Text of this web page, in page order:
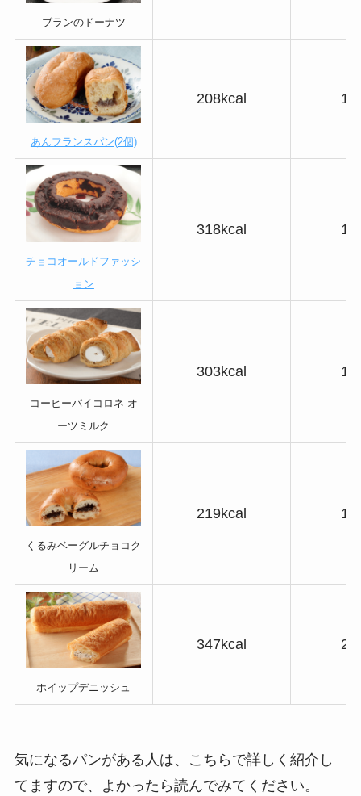
ブランのドーナツ
あんフランスパン(2個)
208kcal
チョコオールドファッシ
ョン
318kcal
コーヒーパイコロネ オ
ーツミルク
303kcal
くるみベーグルチョコク
リーム
219kcal
ホイップデニッシュ
347kcal
気になるパンがある人は、こちらで詳しく紹介し
てますので、よかったら読んでみてください。